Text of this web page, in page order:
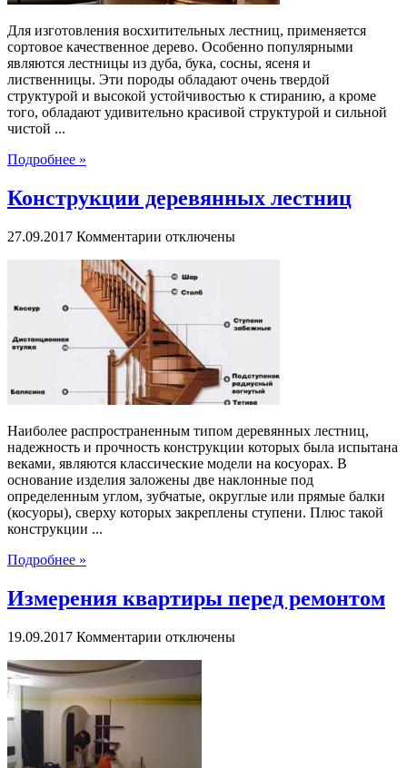
Для изготовления восхитительных лестниц, применяется
сортовое качественное дерево. Особенно популярными
являются лестницы из дуба, бука, сосны, ясеня и
лиственницы. Эти породы обладают очень твердой
структурой и высокой устойчивостью к стиранию, а кроме
того, обладают удивительно красивой структурой и сильной
чистой ...
Подробнее »
Конструкции деревянных лестниц
27.09.2017 Комментарии к
деревянных
отключены
Наиболее распространенным типом деревянных лестниц,
надежность и прочность конструкции которых была испытана
веками, являются классические модели на косуорах. В
основание изделия заложены две наклонные под
определенным углом, зубчатые, округлые или прямые балки
(косуоры), сверху которых закреплены ступени. Плюс такой
конструкции ...
Подробнее »
Измерения квартиры перед ремонтом
19.09.2017 Комментарии к
Измерения
перед
отключены